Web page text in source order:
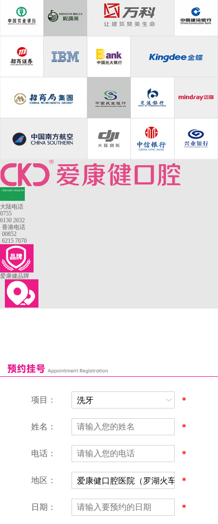
—香港长者医疗券指定牙科
大陆电话
0755
6130 2632
香港电话
00852
6215 7070
爱康健品牌
恒乐口腔诊所
富港口腔诊所
营业时间：9:00-18:00
（节假日照常上班）
项目： *
姓名： *
电话： *
地区： *
日期： *